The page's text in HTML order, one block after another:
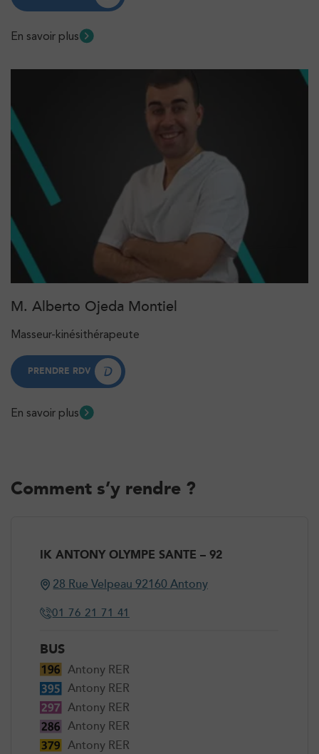
En savoir plus
M. Alberto Ojeda Montiel
Masseur-kinésithérapeute
PRENDRE RDV
En savoir plus
Comment s’y rendre ?
IK ANTONY OLYMPE SANTE – 92
28 Rue Velpeau 92160 Antony
28 Rue Velpeau 92160 Antony
01 76 21 71 41
BUS
Antony RER
Antony RER
Antony RER
Antony RER
Antony RER